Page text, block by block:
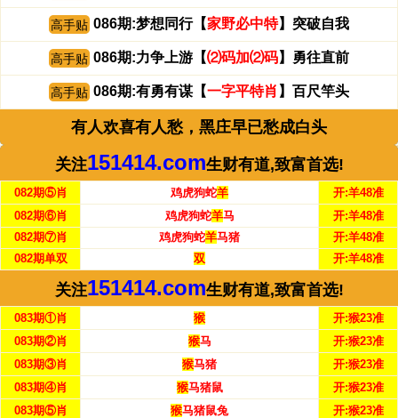
高手贴 086期:梦想同行【家野必中特】突破自我
高手贴 086期:力争上游【⑵码加⑵码】勇往直前
高手贴 086期:有勇有谋【一字平特肖 】百尺竿头
有人欢喜有人愁，黑庄早已愁成白头
关注151414.com生财有道,致富首选!
082期⑤肖 鸡虎狗蛇羊
开:羊48准
082期⑥肖
鸡虎狗蛇羊马
开:羊48准
082期⑦肖
鸡虎狗蛇羊马猪
开:羊48准
082期单双
双 开:羊48准
关注151414.com生财有道,致富首选!
083期①肖 猴
开:猴23准
083期②肖
猴马
开:猴23准
083期③肖
猴马猪
开:猴23准
083期④肖
猴马猪鼠
开:猴23准
083期⑤肖
猴马猪鼠兔
开:猴23准